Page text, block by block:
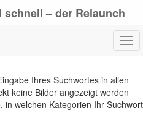
– der Relaunch
Ihres Suchwortes in allen
keine Bilder angezeigt werden
in welchen Kategorien Ihr Suchwort